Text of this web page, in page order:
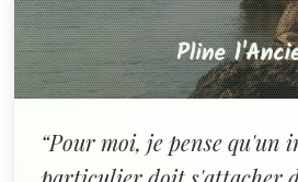
“Pour moi, je pense qu'un